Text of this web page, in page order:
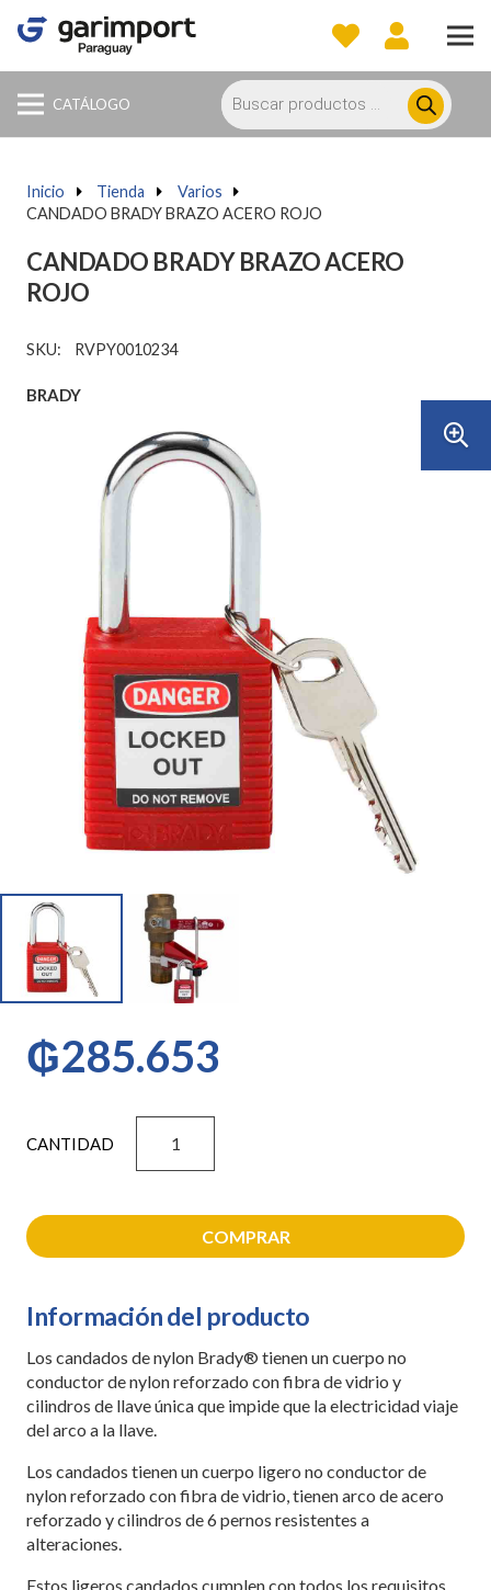
CATÁLOGO
Búsqueda
de
productos
Inicio a Tienda a Varios
a
CANDADO BRADY BRAZO ACERO ROJO
CANDADO BRADY BRAZO ACERO
ROJO
SKU: RVPY0010234
BRADY
₲285.653
BRADY
ROJO
cantidad
COMPRAR
Información del producto
Los candados de nylon Brady® tienen un cuerpo no
conductor de nylon reforzado con fibra de vidrio y
cilindros de llave única que impide que la electricidad viaje
del arco a la llave.
Los candados tienen un cuerpo ligero no conductor de
nylon reforzado con fibra de vidrio, tienen arco de acero
reforzado y cilindros de 6 pernos resistentes a
alteraciones.
Estos ligeros candados cumplen con todos los requisitos